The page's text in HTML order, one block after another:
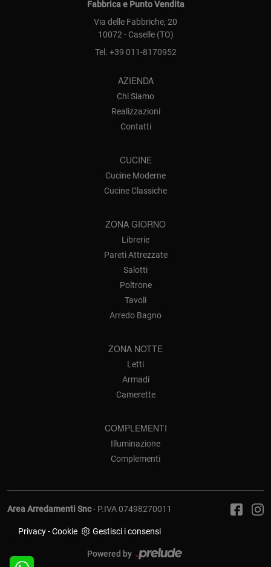
Fabbrica e Punto Vendita
Via delle Fabbriche, 20
10072 - Caselle (TO)
Tel. +39 011-8170952
AZIENDA
Chi Siamo
Realizzazioni
Contatti
CUCINE
Cucine Moderne
Cucine Classiche
ZONA GIORNO
Librerie
Pareti Attrezzate
Salotti
Poltrone
Tavoli
Arredo Bagno
ZONA NOTTE
Letti
Armadi
Camerette
COMPLEMENTI
Illuminazione
Complementi
Area Arredamenti Snc- P.IVA 07498270011
Privacy-Cookie Gestisci i consensi
Powered by